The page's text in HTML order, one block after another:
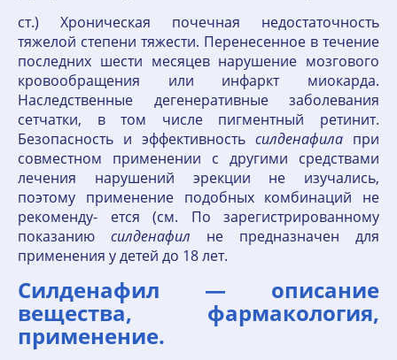
ст.) Хроническая почечная недостаточность
тяжелой степени тяжести. Перенесенное в течение
последних шести месяцев нарушение мозгового
кровообращения или инфаркт миокарда.
Наследственные дегенеративные заболевания
сетчатки, в том числе пигментный ретинит.
Безопасность и эффективность силденафила при
совместном применении с другими средствами
лечения нарушений эрекции не изучались,
поэтому применение подобных комбинаций не
рекоменду- ется (см. По зарегистрированному
показанию силденафил не предназначен для
применения у детей до 18 лет.
Силденафил — описание
вещества, фармакология,
применение.